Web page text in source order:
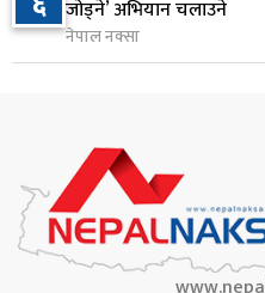
१० नेपाल टेलिकमले
१ दिन अघि
जोड्ने’ अभियान चलाउने
नेपाल नक्सा